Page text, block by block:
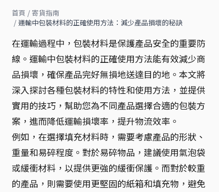
首頁 / 寄貨指南
/ 運輸中包裝材料的正確使用方法：減少產品損壞的秘訣
在運輸過程中，包裝材料是保護產品安全的重要防
線。運輸中包裝材料的正確使用方法能有效減少商
品損壞，確保產品完好無損地送達目的地。本文將
深入探討各種包裝材料的特性和使用方法，並提供
實用的技巧，幫助您為不同產品選擇合適的包裝方
案，進而降低運輸損壞率，提升物流效率。
例如，在選擇填充材料時，需要考慮產品的形狀、
重量和易碎程度。對於易碎物品，建議使用氣泡袋
或緩衝材料，以提供更強的緩衝保護。而對於較重
的產品，則需要使用更堅固的紙箱和填充物，避免